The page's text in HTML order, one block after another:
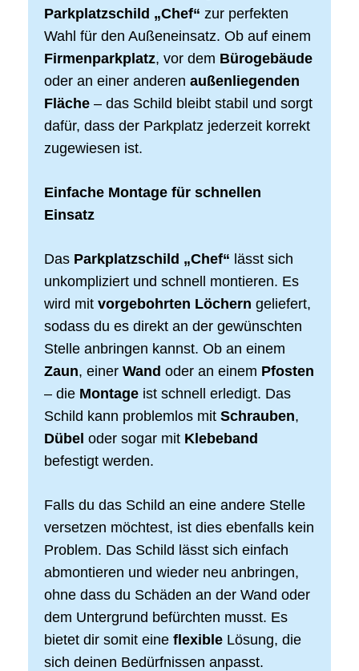
Parkplatzschild „Chef“ zur perfekten
Wahl für den Außeneinsatz. Ob auf einem
Firmenparkplatz, vor dem Bürogebäude
oder an einer anderen außenliegenden
Fläche – das Schild bleibt stabil und sorgt
dafür, dass der Parkplatz jederzeit korrekt
zugewiesen ist.
Einfache Montage für schnellen
Einsatz
Das Parkplatzschild „Chef“ lässt sich
unkompliziert und schnell montieren. Es
wird mit vorgebohrten Löchern geliefert,
sodass du es direkt an der gewünschten
Stelle anbringen kannst. Ob an einem
Zaun, einer Wand oder an einem Pfosten
– die Montage ist schnell erledigt. Das
Schild kann problemlos mit Schrauben,
Dübel oder sogar mit Klebeband
befestigt werden.
Falls du das Schild an eine andere Stelle
versetzen möchtest, ist dies ebenfalls kein
Problem. Das Schild lässt sich einfach
abmontieren und wieder neu anbringen,
ohne dass du Schäden an der Wand oder
dem Untergrund befürchten musst. Es
bietet dir somit eine flexible Lösung, die
sich deinen Bedürfnissen anpasst.